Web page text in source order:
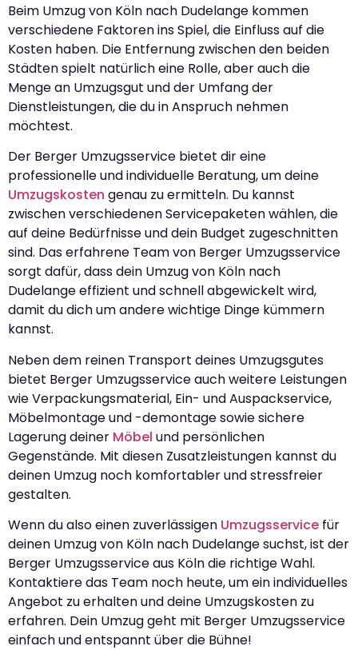
Beim Umzug von Köln nach Dudelange kommen
verschiedene Faktoren ins Spiel, die Einfluss auf die
Kosten haben. Die Entfernung zwischen den beiden
Städten spielt natürlich eine Rolle, aber auch die
Menge an Umzugsgut und der Umfang der
Dienstleistungen, die du in Anspruch nehmen
möchtest.
Der Berger Umzugsservice bietet dir eine
professionelle und individuelle Beratung, um deine
Umzugskosten genau zu ermitteln. Du kannst
zwischen verschiedenen Servicepaketen wählen, die
auf deine Bedürfnisse und dein Budget zugeschnitten
sind. Das erfahrene Team von Berger Umzugsservice
sorgt dafür, dass dein Umzug von Köln nach
Dudelange effizient und schnell abgewickelt wird,
damit du dich um andere wichtige Dinge kümmern
kannst.
Neben dem reinen Transport deines Umzugsgutes
bietet Berger Umzugsservice auch weitere Leistungen
wie Verpackungsmaterial, Ein- und Auspackservice,
Möbelmontage und -demontage sowie sichere
Lagerung deiner Möbel und persönlichen
Gegenstände. Mit diesen Zusatzleistungen kannst du
deinen Umzug noch komfortabler und stressfreier
gestalten.
Wenn du also einen zuverlässigen Umzugsservice für
deinen Umzug von Köln nach Dudelange suchst, ist der
Berger Umzugsservice aus Köln die richtige Wahl.
Kontaktiere das Team noch heute, um ein individuelles
Angebot zu erhalten und deine Umzugskosten zu
erfahren. Dein Umzug geht mit Berger Umzugsservice
einfach und entspannt über die Bühne!